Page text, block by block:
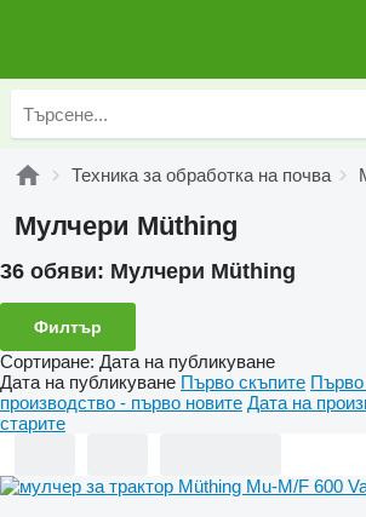
Техника за обработка на почва
Мулчери Müthing
36 обяви: Мулчери Müthing
Филтър
Сортиране: Дата на публикуване
Дата на публикуване Първо скъпите Първо
производство - първо новите Дата на
старите